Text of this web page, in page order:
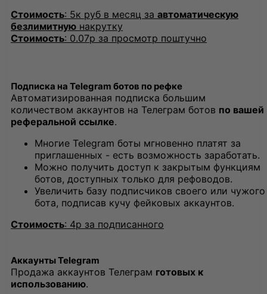
Стоимость: 5к руб в месяц за автоматическую
безлимитную накрутку
Стоимость: 0.07р за просмотр поштучно
Подписка на Telegram ботов по рефке
Автоматизированная подписка большим
количеством аккаунтов на Телеграм ботов по вашей
реферальной ссылке.
Многие Telegram боты мгновенно платят за
приглашенных - есть возможность заработать.
Можно получить доступ к закрытым функциям
ботов, доступных только для рефоводов.
Увеличить базу подписчиков своего или чужого
бота, подписав кучу фейковых аккаунтов.
Стоимость: 4р за подписанного
Аккаунты Telegram
Продажа аккаунтов Телеграм готовых к
использованию.